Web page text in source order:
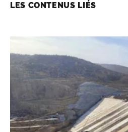
LES CONTENUS LIÉS